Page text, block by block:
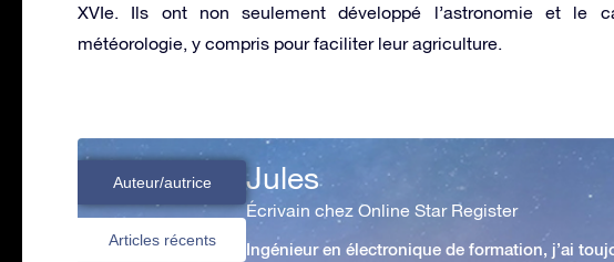
XVIe. Ils ont non seulement développé l’astronomie et le
météorologie, y compris pour faciliter leur agriculture.
Auteur/autrice
Articles récents
Jules
Écrivain chez Online Star Register
Ingénieur en électronique de formation, j’ai